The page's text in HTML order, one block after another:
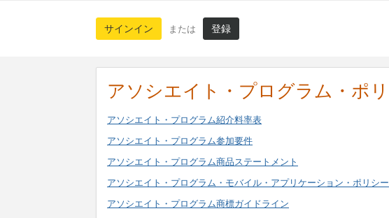
サインイン または 登録
アソシエイト・プログラム・ポ
アソシエイト・プログラム紹介料率表
アソシエイト・プログラム参加要件
アソシエイト・プログラム商品ステートメント
アソシエイト・プログラム・モバイル・アプリケーション・ポリシー
アソシエイト・プログラム商標ガイドライン